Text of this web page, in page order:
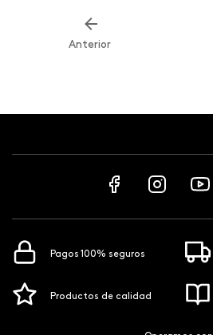
Anterior
Pagos 100% seguros
Productos de calidad